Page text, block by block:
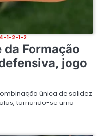
4-1-2-1-2
Formação
jogo
única de solidez
tornando-se uma